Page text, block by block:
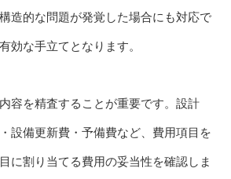
造的な問題が発覚した場合にも対応で
効な手立てとなります。
容を精査することが重要です。設計
設備更新費・予備費など、費用項目を
に割り当てる費用の妥当性を確認しま